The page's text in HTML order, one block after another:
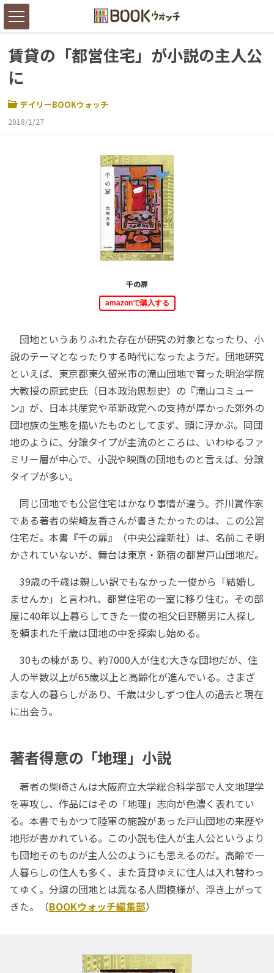
賃貸の「都営住宅」が小説の主人公
に
デイリーBOOKウォッチ
2018/1/27
千の扉
amazonで購入する
団地というありふれた存在が研究の対象となったり、小
説のテーマとなったりする時代になったようだ。団地研究
といえば、東京都東久留米市の滝山団地で育った明治学院
大教授の原武史氏（日本政治思想史）の『滝山コミュー
ン』が、日本共産党や革新政党への支持が厚かった郊外の
団地族の生態を描いたものとしてまず、頭に浮かぶ。同団
地のように、分譲タイプが主流のところは、いわゆるファ
ミリー層が中心で、小説や映画の団地ものと言えば、分譲
タイプが多い。
同じ団地でも公営住宅はかなり事情が違う。芥川賞作家
である著者の柴崎友香さんが書きたかったのは、この公営
住宅だ。本書『千の扉』（中央公論新社）は、名前こそ明
かされていないが、舞台は東京・新宿の都営戸山団地だ。
39歳の千歳は親しい訳でもなかった一俊から「結婚し
ませんか」と言われ、都営住宅の一室に移り住む。その部
屋に40年以上暮らしてきた一俊の祖父日野勝男に人探し
を頼まれた千歳は団地の中を探索し始める。
30もの棟があり、約7000人が住む大きな団地だが、住
人の半数以上が65歳以上と高齢化が進んでいる。さまざ
まな人の暮らしがあり、千歳は少しずつ住人の過去と現在
に出会う。
著者得意の「地理」小説
著者の柴崎さんは大阪府立大学総合科学部で人文地理学
を専攻し、作品にはその「地理」志向が色濃く表れてい
る。本書でもかつて陸軍の施設があった戸山団地の来歴や
地形が書かれている。この小説も住人が主人公というより
も団地そのものが主人公のようにも思えるのだ。高齢で一
人暮らしの住人も多く、また賃貸ゆえに住人は入れ替わっ
てゆく。分譲の団地とは異なる人間模様が、浮き上がって
きた。（BOOKウォッチ編集部）